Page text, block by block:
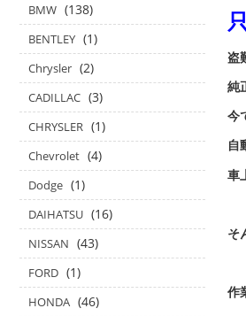
盗
純
今
自
車
そ
作
BMW (138)
BENTLEY (1)
Chrysler (2)
CADILLAC (3)
CHRYSLER (1)
Chevrolet (4)
Dodge (1)
DAIHATSU (16)
NISSAN (43)
FORD (1)
HONDA (46)